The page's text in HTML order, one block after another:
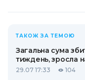
ТАКОЖ ЗА ТЕМОЮ
Загальна сума
тиждень, зросла
29.07 17:33 104